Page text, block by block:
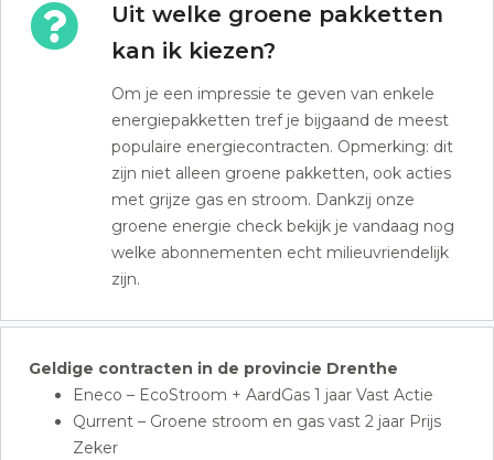
Uit welke groene pakketten
kan ik kiezen?
Om je een impressie te geven van enkele
energiepakketten tref je bijgaand de meest
populaire energiecontracten. Opmerking: dit
zijn niet alleen groene pakketten, ook acties
met grijze gas en stroom. Dankzij onze
groene energie check bekijk je vandaag nog
welke abonnementen echt milieuvriendelijk
zijn.
Geldige contracten in de provincie Drenthe
Eneco – EcoStroom + AardGas 1 jaar Vast Actie
Qurrent – Groene stroom en gas vast 2 jaar Prijs
Zeker